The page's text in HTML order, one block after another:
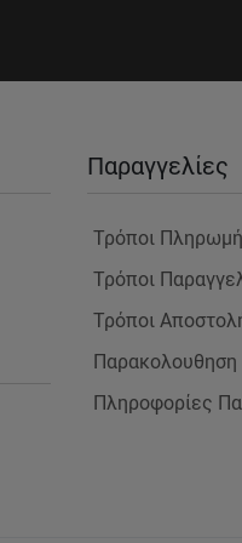
Παραγγελίες
Τρόποι
Τρόποι
Τρόποι
Παρακολουθηση
Πληροφορίες